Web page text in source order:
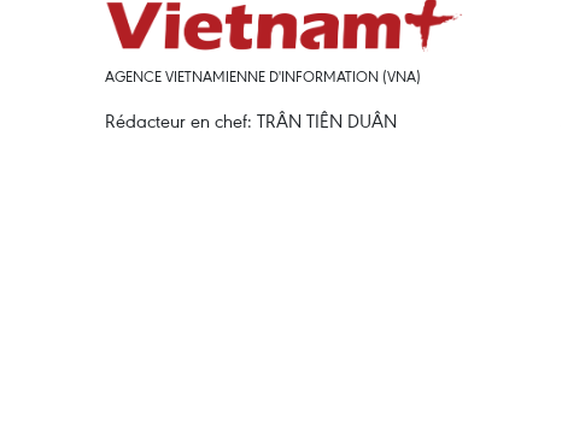
AGENCE VIETNAMIENNE D'INFORMATION (VNA)
Rédacteur en chef: TRÂN TIÊN DUÂN